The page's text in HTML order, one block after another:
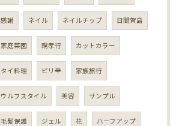
感謝 ネイル ネイルチップ 日間賀島
家庭菜園 親孝行 カットカラー
タイ料理 ピリ辛 家族旅行
ウルフスタイル 美容 サンプル
毛髪保護 ジェル 花 ハーフアップ